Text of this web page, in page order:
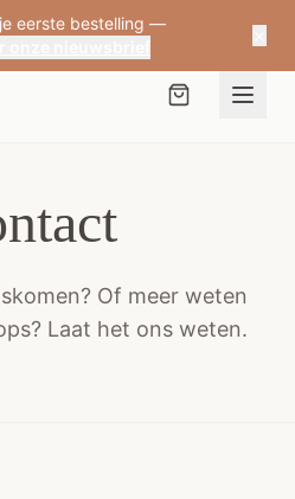
eerste bestelling —
Of meer weten
Laat het ons weten.